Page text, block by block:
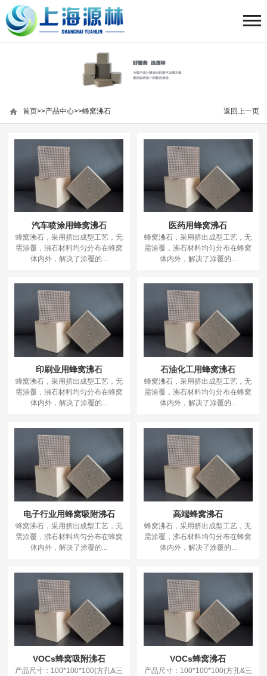
返回上一页
首页>>产品中心>>蜂窝沸石
汽车喷涂用蜂窝沸石
蜂窝沸石，采用挤出成型工艺，无
需涂覆，沸石材料均匀分布在蜂窝
体内外，解决了涂覆的...
医药用蜂窝沸石
蜂窝沸石，采用挤出成型工艺，无
需涂覆，沸石材料均匀分布在蜂窝
体内外，解决了涂覆的...
印刷业用蜂窝沸石
蜂窝沸石，采用挤出成型工艺，无
需涂覆，沸石材料均匀分布在蜂窝
体内外，解决了涂覆的...
石油化工用蜂窝沸石
蜂窝沸石，采用挤出成型工艺，无
需涂覆，沸石材料均匀分布在蜂窝
体内外，解决了涂覆的...
电子行业用蜂窝吸附沸石
蜂窝沸石，采用挤出成型工艺，无
需涂覆，沸石材料均匀分布在蜂窝
体内外，解决了涂覆的...
高端蜂窝沸石
蜂窝沸石，采用挤出成型工艺，无
需涂覆，沸石材料均匀分布在蜂窝
体内外，解决了涂覆的...
VOCs蜂窝吸附沸石
产品尺寸：100*100*100(方孔&三
VOCs蜂窝沸石
产品尺寸：100*100*100(方孔&三